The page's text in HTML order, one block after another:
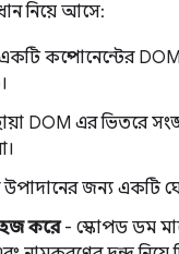
নিয়ে আসে:
কম্পোনেন্টের DOM
DOM এর ভিতরে
জন্য একটি
করে- স্কোপড ডম